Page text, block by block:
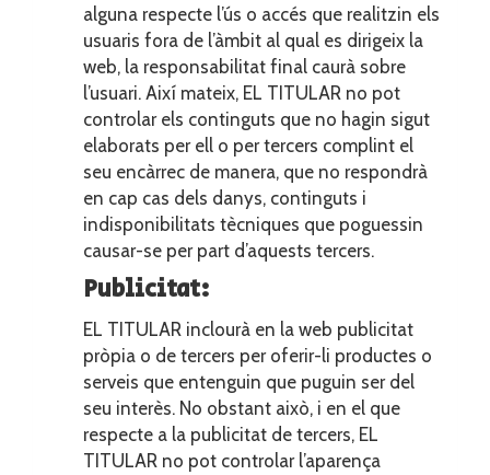
alguna respecte l’ús o accés que realitzin els
usuaris fora de l’àmbit al qual es dirigeix la
web, la responsabilitat final caurà sobre
l’usuari. Així mateix, EL TITULAR no pot
controlar els continguts que no hagin sigut
elaborats per ell o per tercers complint el
seu encàrrec de manera, que no respondrà
en cap cas dels danys, continguts i
indisponibilitats tècniques que poguessin
causar-se per part d’aquests tercers.
Publicitat:
EL TITULAR inclourà en la web publicitat
pròpia o de tercers per oferir-li productes o
serveis que entenguin que puguin ser del
seu interès. No obstant això, i en el que
respecte a la publicitat de tercers, EL
TITULAR no pot controlar l’aparença